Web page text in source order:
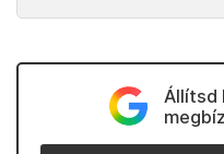
Állítsd